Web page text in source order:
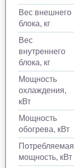
Вес внешнего
блока, кг
Вес
внутреннего
блока, кг
Мощность
охлаждения,
кВт
Мощность
обогрева, кВт
Потребляемая
мощность, кВт